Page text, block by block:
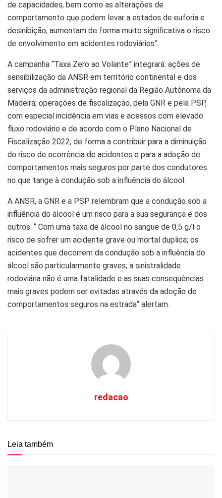
de capacidades, bem como as alterações de
comportamento que podem levar a estados de euforia e
desinibição, aumentam de forma muito significativa o risco
de envolvimento em acidentes rodoviários”.
A campanha “Taxa Zero ao Volante” integrará: ações de
sensibilização da ANSR em território continental e dos
serviços da administração regional da Região Autónoma da
Madeira; operações de fiscalização, pela GNR e pela PSP,
com especial incidência em vias e acessos com elevado
fluxo rodoviário e de acordo com o Plano Nacional de
Fiscalização 2022, de forma a contribuir para a diminuição
do risco de ocorrência de acidentes e para a adoção de
comportamentos mais seguros por parte dos condutores
no que tange à condução sob a influência do álcool.
A ANSR, a GNR e a PSP relembram que a condução sob a
influência do álcool é um risco para a sua segurança e dos
outros. “ Com uma taxa de álcool no sangue de 0,5 g/l o
risco de sofrer um acidente grave ou mortal duplica; os
acidentes que decorrem da condução sob a influência do
álcool são particularmente graves; a sinistralidade
rodoviária não é uma fatalidade e as suas consequências
mais graves podem ser evitadas através da adoção de
comportamentos seguros na estrada” alertam.
redacao
Leia também